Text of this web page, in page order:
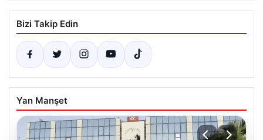
Bizi Takip Edin
Yan Manşet